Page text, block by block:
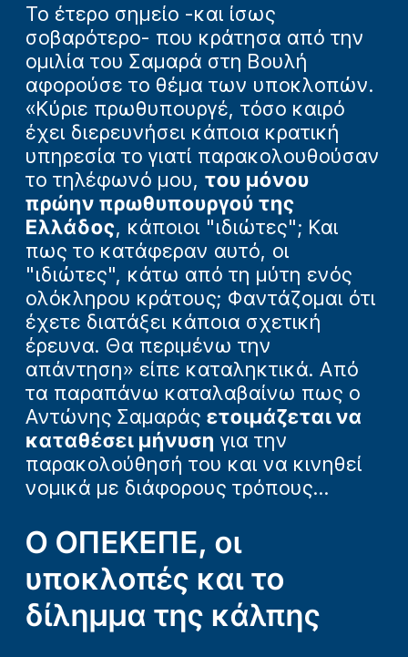
Το έτερο σημείο -και ίσως
σοβαρότερο- που κράτησα από την
ομιλία του Σαμαρά στη Βουλή
αφορούσε το θέμα των υποκλοπών.
«Κύριε πρωθυπουργέ, τόσο καιρό
έχει διερευνήσει κάποια κρατική
υπηρεσία το γιατί παρακολουθούσαν
το τηλέφωνό μου, του μόνου
πρώην πρωθυπουργού της
Ελλάδος, κάποιοι "ιδιώτες"; Και
πως το κατάφεραν αυτό, οι
"ιδιώτες", κάτω από τη μύτη ενός
ολόκληρου κράτους; Φαντάζομαι ότι
έχετε διατάξει κάποια σχετική
έρευνα. Θα περιμένω την
απάντηση» είπε καταληκτικά. Από
τα παραπάνω καταλαβαίνω πως ο
Αντώνης Σαμαράς ετοιμάζεται να
καταθέσει μήνυση για την
παρακολούθησή του και να κινηθεί
νομικά με διάφορους τρόπους...
Ο ΟΠΕΚΕΠΕ, οι
υποκλοπές και το
δίλημμα της κάλπης